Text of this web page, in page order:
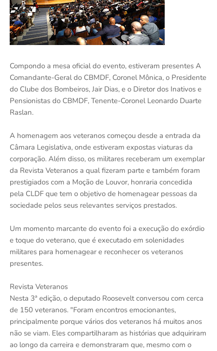
Compondo a mesa oficial do evento, estiveram presentes A
Comandante-Geral do CBMDF, Coronel Mônica, o Presidente
do Clube dos Bombeiros, Jair Dias, e o Diretor dos Inativos e
Pensionistas do CBMDF, Tenente-Coronel Leonardo Duarte
Raslan.
A homenagem aos veteranos começou desde a entrada da
Câmara Legislativa, onde estiveram expostas viaturas da
corporação. Além disso, os militares receberam um exemplar
da Revista Veteranos a qual fizeram parte e também foram
prestigiados com a Moção de Louvor, honraria concedida
pela CLDF que tem o objetivo de homenagear pessoas da
sociedade pelos seus relevantes serviços prestados.
Um momento marcante do evento foi a execução do exórdio
e toque do veterano, que é executado em solenidades
militares para homenagear e reconhecer os veteranos
presentes.
Revista Veteranos
Nesta 3ª edição, o deputado Roosevelt conversou com cerca
de 150 veteranos. "Foram encontros emocionantes,
principalmente porque vários dos veteranos há muitos anos
não se viam. Eles compartilharam as histórias que adquiriram
ao longo da carreira e demonstraram que, mesmo com o